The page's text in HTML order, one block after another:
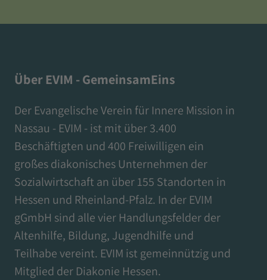
Über EVIM - GemeinsamEins
Der Evangelische Verein für Innere Mission in
Nassau - EVIM - ist mit über 3.400
Beschäftigten und 400 Freiwilligen ein
großes diakonisches Unternehmen der
Sozialwirtschaft an über 155 Standorten in
Hessen und Rheinland-Pfalz. In der EVIM
gGmbH sind alle vier Handlungsfelder der
Altenhilfe, Bildung, Jugendhilfe und
Teilhabe vereint. EVIM ist gemeinnützig und
Mitglied der Diakonie Hessen.